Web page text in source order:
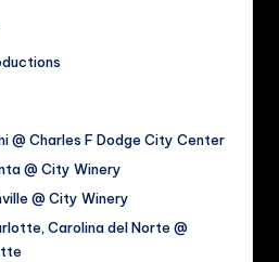
@ Charles F Dodge City Center
@ City Winery
@ City Winery
Carolina del Norte @